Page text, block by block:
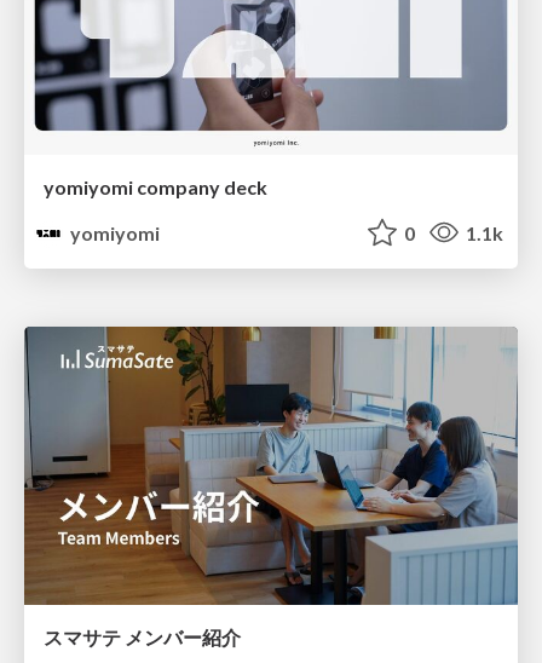
yomiyomi company deck
yomiyomi
0 1.1k
スマサテ メンバー紹介